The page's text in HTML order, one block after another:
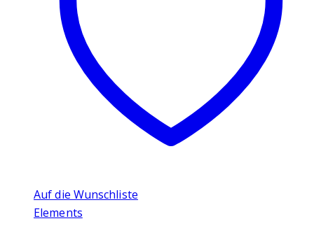
Auf die Wunschliste
Elements